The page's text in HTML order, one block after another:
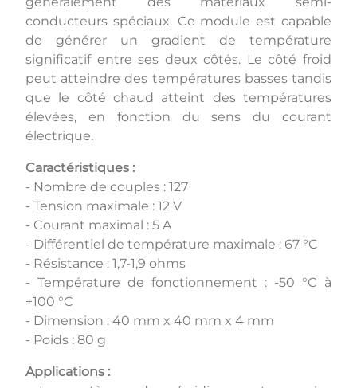
conducteurs spéciaux. Ce module est capable
de générer un gradient de température
significatif entre ses deux côtés. Le côté froid
peut atteindre des températures basses tandis
que le côté chaud atteint des températures
élevées, en fonction du sens du courant
électrique.
Caractéristiques :
- Nombre de couples : 127
- Tension maximale : 12 V
- Courant maximal : 5 A
- Différentiel de température maximale : 67 °C
- Résistance : 1,7-1,9 ohms
- Température de fonctionnement : -50 °C à
+100 °C
- Dimension : 40 mm x 40 mm x 4 mm
- Poids : 80 g
Applications :